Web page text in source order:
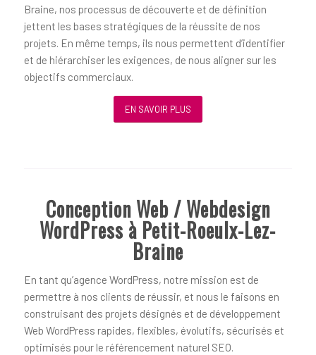
Braine, nos processus de découverte et de définition
jettent les bases stratégiques de la réussite de nos
projets. En même temps, ils nous permettent d’identifier
et de hiérarchiser les exigences, de nous aligner sur les
objectifs commerciaux.
EN SAVOIR PLUS
Conception Web / Webdesign
WordPress à Petit-Roeulx-Lez-
Braine
En tant qu’agence WordPress, notre mission est de
permettre à nos clients de réussir, et nous le faisons en
construisant des projets désignés et de développement
Web WordPress rapides, flexibles, évolutifs, sécurisés et
optimisés pour le référencement naturel SEO.